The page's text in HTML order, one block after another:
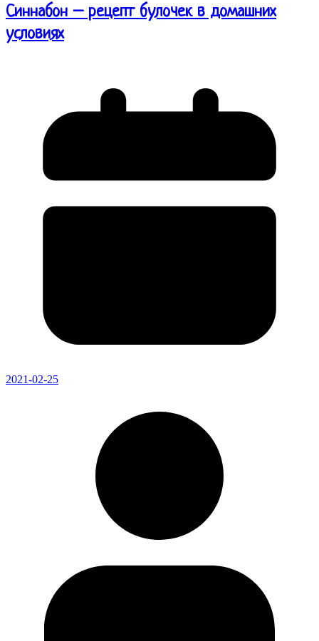
Синнабон – рецепт булочек в домашних
условиях
2021-02-25